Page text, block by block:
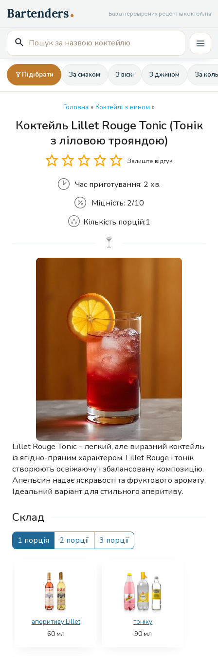
до
вмісту
База перевірених рецептів коктейлів
Пошук
для:
Підібрати За смаком З віскі З джином За
Головна » Коктейлі з вином »
Коктейль Lillet Rouge Tonic (Тонік
з ліловою трояндою)
Залиште відгук
Час приготування: 2 хв.
Міцність: 2/10
Кількість
Кількість порцій:1
Lillet Rouge Tonic - легкий, але виразний коктейль
із ягідно-пряним характером. Lillet Rouge і тонік
створюють освіжаючу і збалансовану композицію.
Апельсин надає яскравості та фруктового аромату.
Ідеальний варіант для стильного аперитиву.
Склад
1 порція 2 порції 3 порції
аперитиву Lillet
60мл
тоніку
90мл